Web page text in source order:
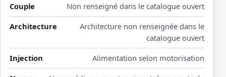
Couple
Non renseigné dans le catalogue ouvert
Architecture
Architecture non renseignée dans le
catalogue ouvert
Injection
Alimentation selon motorisation